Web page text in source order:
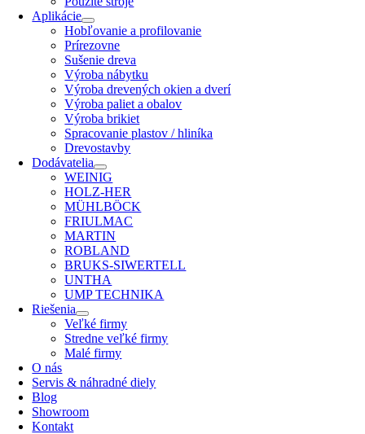
Aplikácie
Hobľovanie a profilovanie
Prírezovne
Sušenie dreva
Výroba nábytku
Výroba drevených okien a dverí
Výroba paliet a obalov
Výroba brikiet
Spracovanie plastov / hliníka
Drevostavby
Dodávatelia
WEINIG
HOLZ-HER
MÜHLBÖCK
FRIULMAC
MARTIN
ROBLAND
BRUKS-SIWERTELL
UNTHA
UMP TECHNIKA
Riešenia
Veľké firmy
Stredne veľké firmy
Malé firmy
O nás
Servis & náhradné diely
Blog
Showroom
Kontakt